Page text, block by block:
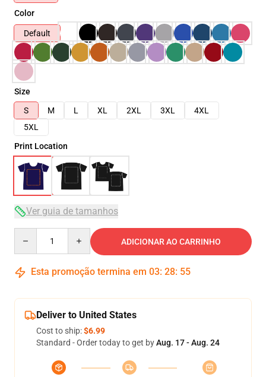
Color
Default
Size
S
M L XL 2XL 3XL
4XL
5XL
Print Location
Ver guia de tamanhos
ADICIONAR AO CARRINHO
Esta promoção termina em 03: 28: 54
Deliver to United States
Cost to ship:$6.99
Standard - Order today to get byAug. 17 - Aug. 24